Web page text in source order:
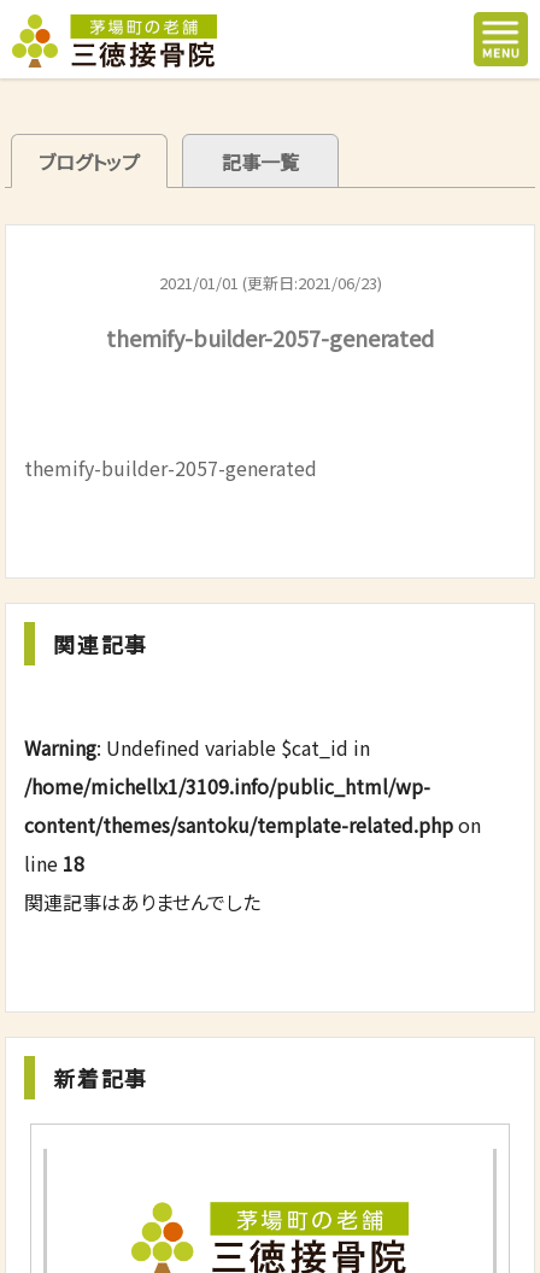
ブログトップ 記事一覧
2021/01/01 (更新日:2021/06/23)
themify-builder-2057-generated
themify-builder-2057-generated
関連記事
Warning: Undefined variable $cat_id in
/home/michellx1/3109.info/public_html/wp-
content/themes/santoku/template-related.phpon
line 18
関連記事はありませんでした
新着記事